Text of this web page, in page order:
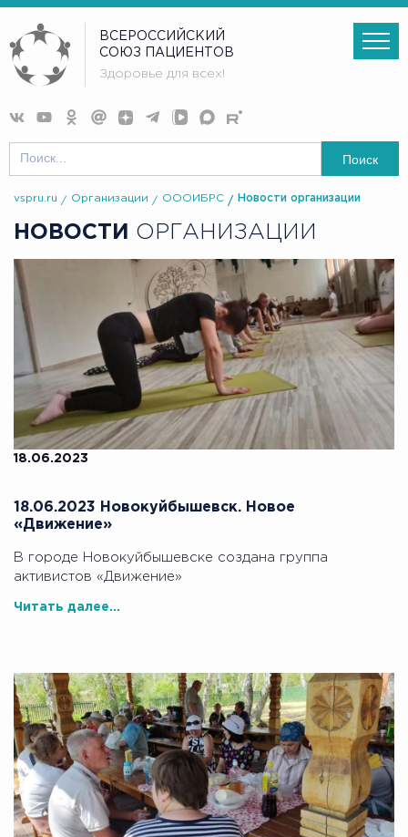
ВСЕРОССИЙСКИЙ
СОЮЗ ПАЦИЕНТОВ
Здоровье для всех!
Поиск
vspru.ru Организации ОООИБРС Новости организации
НОВОСТИ ОРГАНИЗАЦИИ
18.06.2023
18.06.2023 Новокуйбышевск. Новое
«Движение»
В городе Новокуйбышевске создана группа
активистов «Движение»
Читать далее...